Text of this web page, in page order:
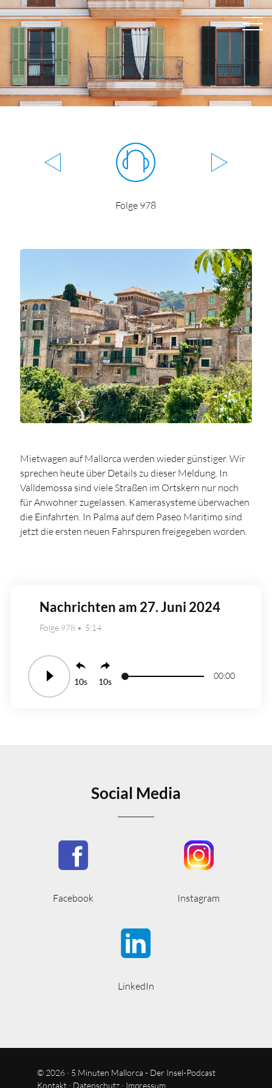
Folge 978
Mietwagen auf Mallorca werden wieder günstiger. Wir
sprechen heute über Details zu dieser Meldung. In
Valldemossa sind viele Straßen im Ortskern nur noch
für Anwohner zugelassen. Kamerasysteme überwachen
die Einfahrten. In Palma auf dem Paseo Maritimo sind
jetzt die ersten neuen Fahrspuren freigegeben worden.
Nachrichten am 27. Juni 2024
Folge 978 5:14
10 10
00:00
Social Media
Facebook Instagram
LinkedIn
© 2026 · 5 Minuten Mallorca - Der Insel-Podcast
Kontakt· Datenschutz· Impressum